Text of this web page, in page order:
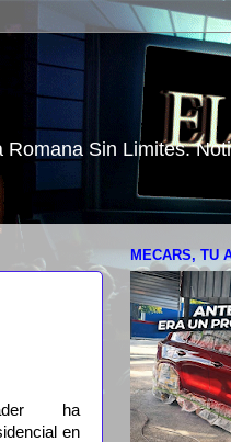
Sin Limites.
ha
en
MECARS, TU